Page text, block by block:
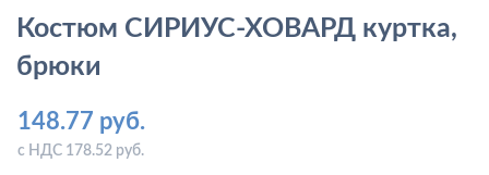
Костюм СИРИУС-ХОВАРД куртка,
брюки
148.77 руб.
с НДС 178.52 руб.